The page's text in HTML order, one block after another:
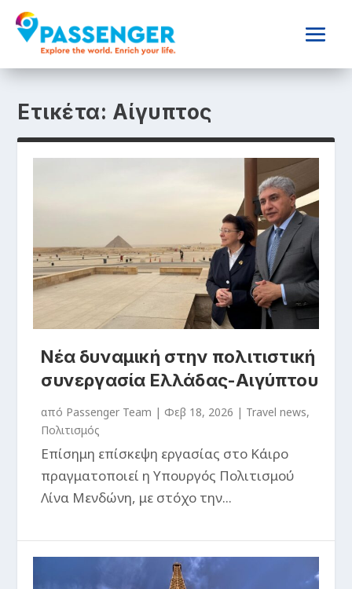
Ετικέτα: Αίγυπτος
Νέα δυναμική στην πολιτιστική
συνεργασία Ελλάδας-Αιγύπτου
από Passenger Team | Φεβ 18, 2026 | Travel news,
Πολιτισμός
Επίσημη επίσκεψη εργασίας στο Κάιρο
πραγματοποιεί η Υπουργός Πολιτισμού
Λίνα Μενδώνη, με στόχο την...